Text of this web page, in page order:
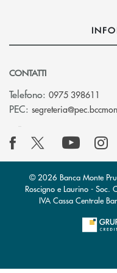
CONTATTI
Telefono: 0975 398611
PEC:
© 2026 Banca Monte
Roscigno e Laurino - Soc.
IVA Cassa Centrale